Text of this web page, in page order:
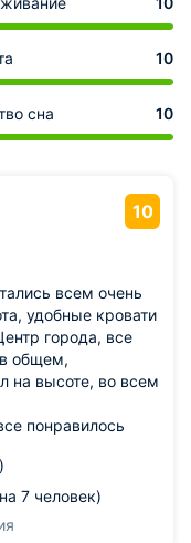
10
сна 10
10
всем очень
удобные кровати
города, все
общем,
на высоте, во всем
понравилось
7 человек)